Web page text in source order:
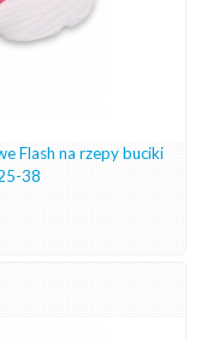
Flash na rzepy buciki
38